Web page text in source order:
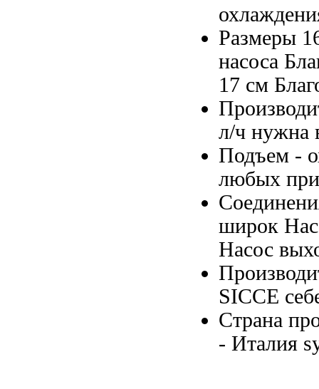
Размеры
насоса
17 см
л/ч нужна
Подъем -
любых
широк
Насос
SICCE
Страна
- Италия